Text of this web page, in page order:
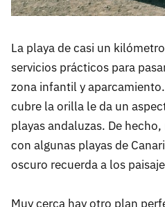
La playa de casi un
servicios prácticos para
zona infantil y
cubre la orilla le da un
playas andaluzas. De
con algunas playas de
oscuro recuerda a los
Muy cerca hay otro plan